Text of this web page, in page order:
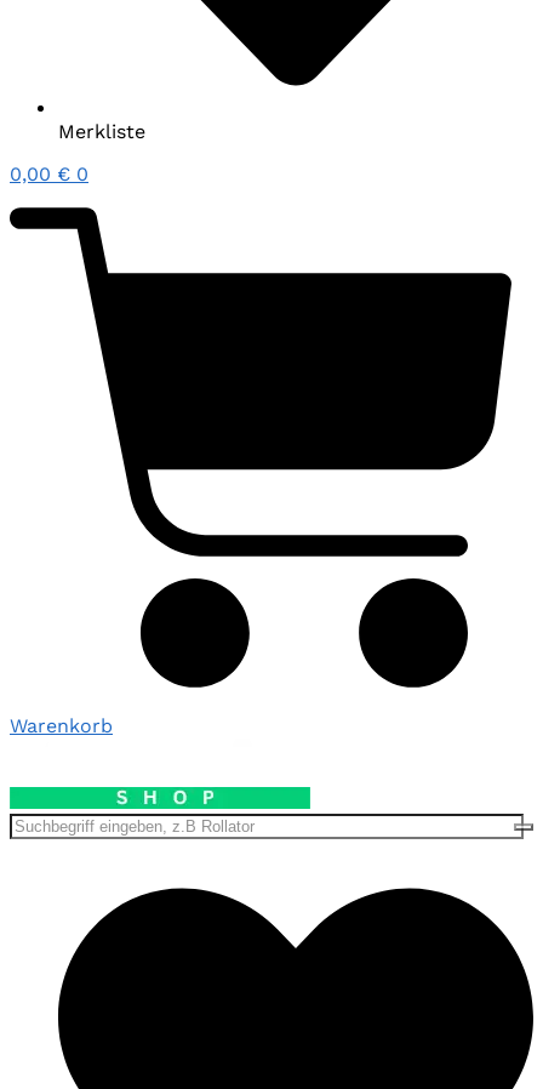
Merkliste
0,00 € 0
Warenkorb